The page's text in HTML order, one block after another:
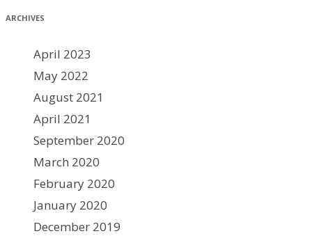
ARCHIVES
April 2023
May 2022
August 2021
April 2021
September 2020
March 2020
February 2020
January 2020
December 2019